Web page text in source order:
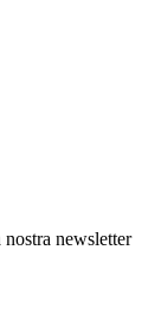
newsletter